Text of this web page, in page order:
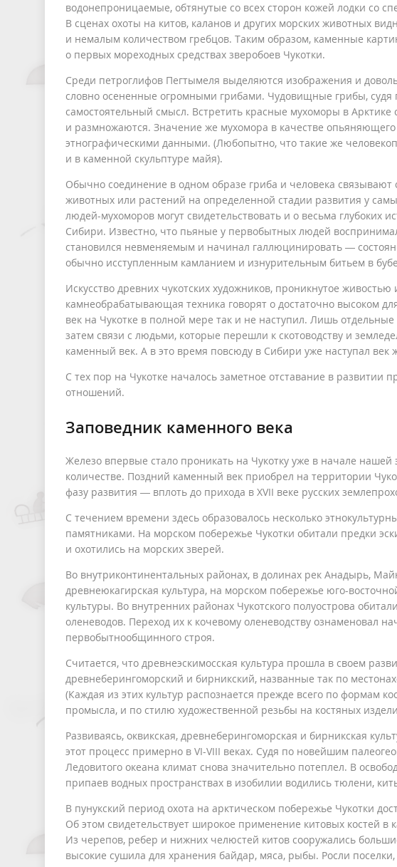
водонепроницаемые, обтянутые со всех сторон кожей лодки со
В сценах охоты на китов, каланов и других морских животных
и немалым количеством гребцов. Таким образом, каменные
о первых мореходных средствах зверобоев Чукотки.
Среди петроглифов Пегтымеля выделяются изображения и
словно осененные огромными грибами. Чудовищные грибы,
самостоятельный смысл. Встретить красные мухоморы в
и размножаются. Значение же мухомора в качестве опьяняющего
этнографическими данными. (Любопытно, что такие же
и в каменной скульптуре майя).
Обычно соединение в одном образе гриба и человека
животных или растений на определенной стадии развития у
людей-мухоморов могут свидетельствовать и о весьма глубоких
Сибири. Известно, что пьяные у первобытных людей
становился невменяемым и начинал галлюцинировать —
обычно исступленным камланием и изнурительным битьем в
Искусство древних чукотских художников, проникнутое
камнеобрабатывающая техника говорят о достаточно высоком
век на Чукотке в полной мере так и не наступил. Лишь
затем связи с людьми, которые перешли к скотоводству и
каменный век. А в это время повсюду в Сибири уже наступал век
С тех пор на Чукотке началось заметное отставание в развитии
отношений.
Заповедник каменного века
Железо впервые стало проникать на Чукотку уже в начале
количестве. Поздний каменный век приобрел на территории
фазу развития — вплоть до прихода в XVII веке русских
С течением времени здесь образовалось несколько
памятниками. На морском побережье Чукотки обитали предки
и охотились на морских зверей.
Во внутриконтинентальных районах, в долинах рек Анадырь,
древнеюкагирская культура, на морском побережье юго-
культуры. Во внутренних районах Чукотского полуострова
оленеводов. Переход их к кочевому оленеводству ознаменовал
первобытнообщинного строя.
Считается, что древнеэскимосская культура прошла в своем
древнеберингоморский и бирникский, названные так по
(Каждая из этих культур распознается прежде всего по формам
промысла, и по стилю художественной резьбы на костяных
Развиваясь, оквикская, древнеберингоморская и бирникская
этот процесс примерно в VI-VIII веках. Судя по новейшим
Ледовитого океана климат снова значительно потеплел. В
припаев водных пространствах в изобилии водились тюлени,
В пунукский период охота на арктическом побережье Чукотки
Об этом свидетельствует широкое применение китовых костей в
Из черепов, ребер и нижних челюстей китов сооружались
высокие сушила для хранения байдар, мяса, рыбы. Росли